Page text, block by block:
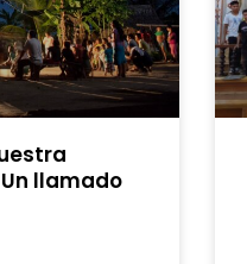
llamado